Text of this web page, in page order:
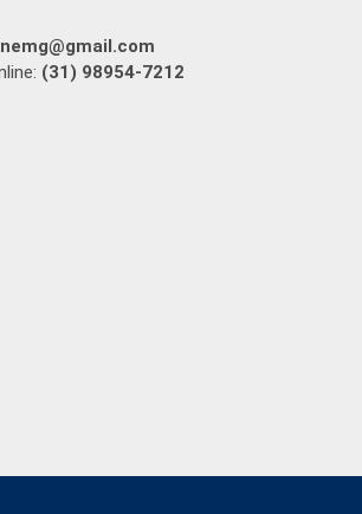
(31) 98954-7212